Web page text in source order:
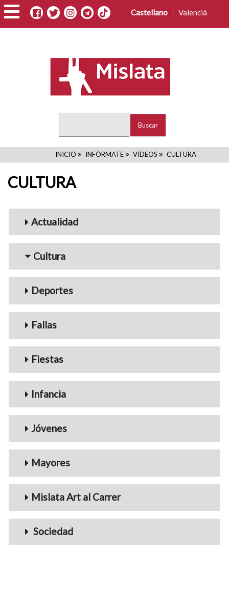
Pasar
al
contenido
Castellano Valencià
RUTA
INICIO INFÓRMATE VÍDEOS CULTURA
CULTURA
Menu_Videos
Actualidad
Cultura
Deportes
Fallas
Fiestas
Infancia
Jóvenes
Mayores
Mislata Art al Carrer
Sociedad